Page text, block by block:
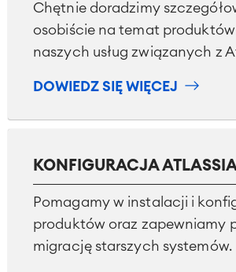
Chętnie doradzimy
osobiście na temat produktów
naszych usług związanych z
DOWIEDZ SIĘ WIĘCEJ
KONFIGURACJA
Pomagamy w instalacji i
produktów oraz zapewniamy
migrację starszych systemów.